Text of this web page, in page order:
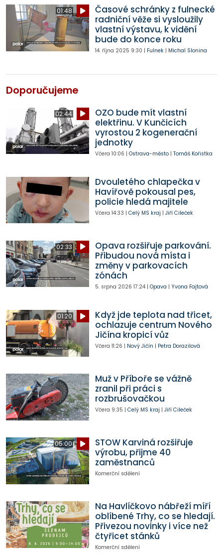
01:48
Časové schránky z fulnecké
radniční věže si vysloužily
vlastní výstavu, k vidění
bude do konce roku
14. října 2025 9:30 | Fulnek| Michal Slonina
Doporučujeme
02:44
OZO bude mít vlastní
elektřinu. V Kunčicích
vyrostou 2 kogenerační
jednotky
Včera 10:06 | Ostrava-město| Tomáš Kořistka
Dvouletého chlapečka v
Havířově pokousal pes,
policie hledá majitele
Včera 14:33 | Celý MS kraj | Jiří Cileček
02:33
Opava rozšiřuje parkování.
Přibudou nová místa i
změny v parkovacích
zónách
5. srpna 2026 17:24| Opava | Yvona Fajtová
01:20
Když jde teplota nad třicet,
ochlazuje centrum Nového
Jičína kropicí vůz
Včera 11:26 | Nový Jičín | Petra Dorazilová
Muž v Příboře se vážně
zranil při práci s
rozbrušovačkou
Včera 9:35 | Celý MS kraj | Jiří Cileček
05:00
STOW Karviná rozšiřuje
výrobu, přijme 40
zaměstnanců
Komerční sdělení
Na Havlíčkovo nábřeží míří
oblíbené Trhy, co se hledají.
Přivezou novinky i více než
čtyřicet stánků
Komerční sdělení